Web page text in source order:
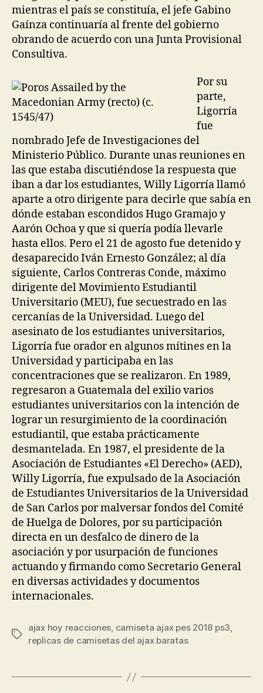
mientras el país se constituía, el jefe Gabino
Gaínza continuaría al frente del gobierno
obrando de acuerdo con una Junta Provisional
Consultiva.
Por su
parte,
Ligorría
fue
nombrado Jefe de Investigaciones del
Ministerio Público. Durante unas reuniones en
las que estaba discutiéndose la respuesta que
iban a dar los estudiantes, Willy Ligorría llamó
aparte a otro dirigente para decirle que sabía en
dónde estaban escondidos Hugo Gramajo y
Aarón Ochoa y que si quería podía llevarle
hasta ellos. Pero el 21 de agosto fue detenido y
desaparecido Iván Ernesto González; al día
siguiente, Carlos Contreras Conde, máximo
dirigente del Movimiento Estudiantil
Universitario (MEU), fue secuestrado en las
cercanías de la Universidad. Luego del
asesinato de los estudiantes universitarios,
Ligorría fue orador en algunos mítines en la
Universidad y participaba en las
concentraciones que se realizaron. En 1989,
regresaron a Guatemala del exilio varios
estudiantes universitarios con la intención de
lograr un resurgimiento de la coordinación
estudiantil, que estaba prácticamente
desmantelada. En 1987, el presidente de la
Asociación de Estudiantes «El Derecho» (AED),
Willy Ligorría, fue expulsado de la Asociación
de Estudiantes Universitarios de la Universidad
de San Carlos por malversar fondos del Comité
de Huelga de Dolores, por su participación
directa en un desfalco de dinero de la
asociación y por usurpación de funciones
actuando y firmando como Secretario General
en diversas actividades y documentos
internacionales.
Etiquetas
ajax hoy reacciones, camiseta ajax pes 2018 ps3,
replicas de camisetas del ajax baratas